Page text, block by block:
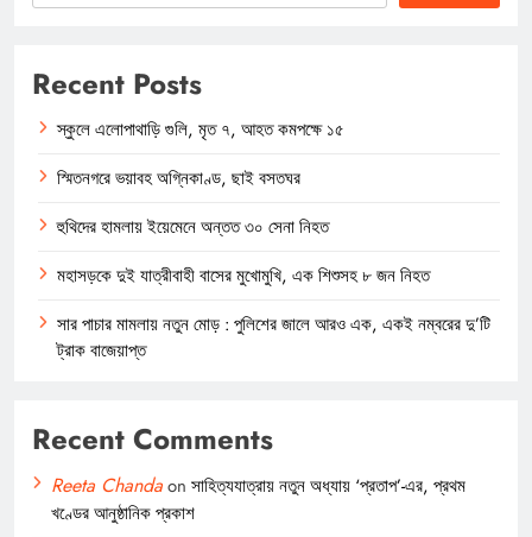
Recent Posts
স্কুলে এলোপাথাড়ি গুলি, মৃত ৭, আহত কমপক্ষে ১৫
স্মিতনগরে ভয়াবহ অগ্নিকাণ্ড, ছাই বসতঘর
হুথিদের হামলায় ইয়েমেনে অন্তত ৩০ সেনা নিহত
মহাসড়কে দুই যাত্রীবাহী বাসের মুখোমুখি, এক শিশুসহ ৮ জন নিহত
সার পাচার মামলায় নতুন মোড় : পুলিশের জালে আরও এক, একই নম্বরের দু’টি
ট্রাক বাজেয়াপ্ত
Recent Comments
Reeta Chandaon সাহিত্যযাত্রায় নতুন অধ্যায় ‘প্রতাপ’-এর, প্রথম
খণ্ডের আনুষ্ঠানিক প্রকাশ